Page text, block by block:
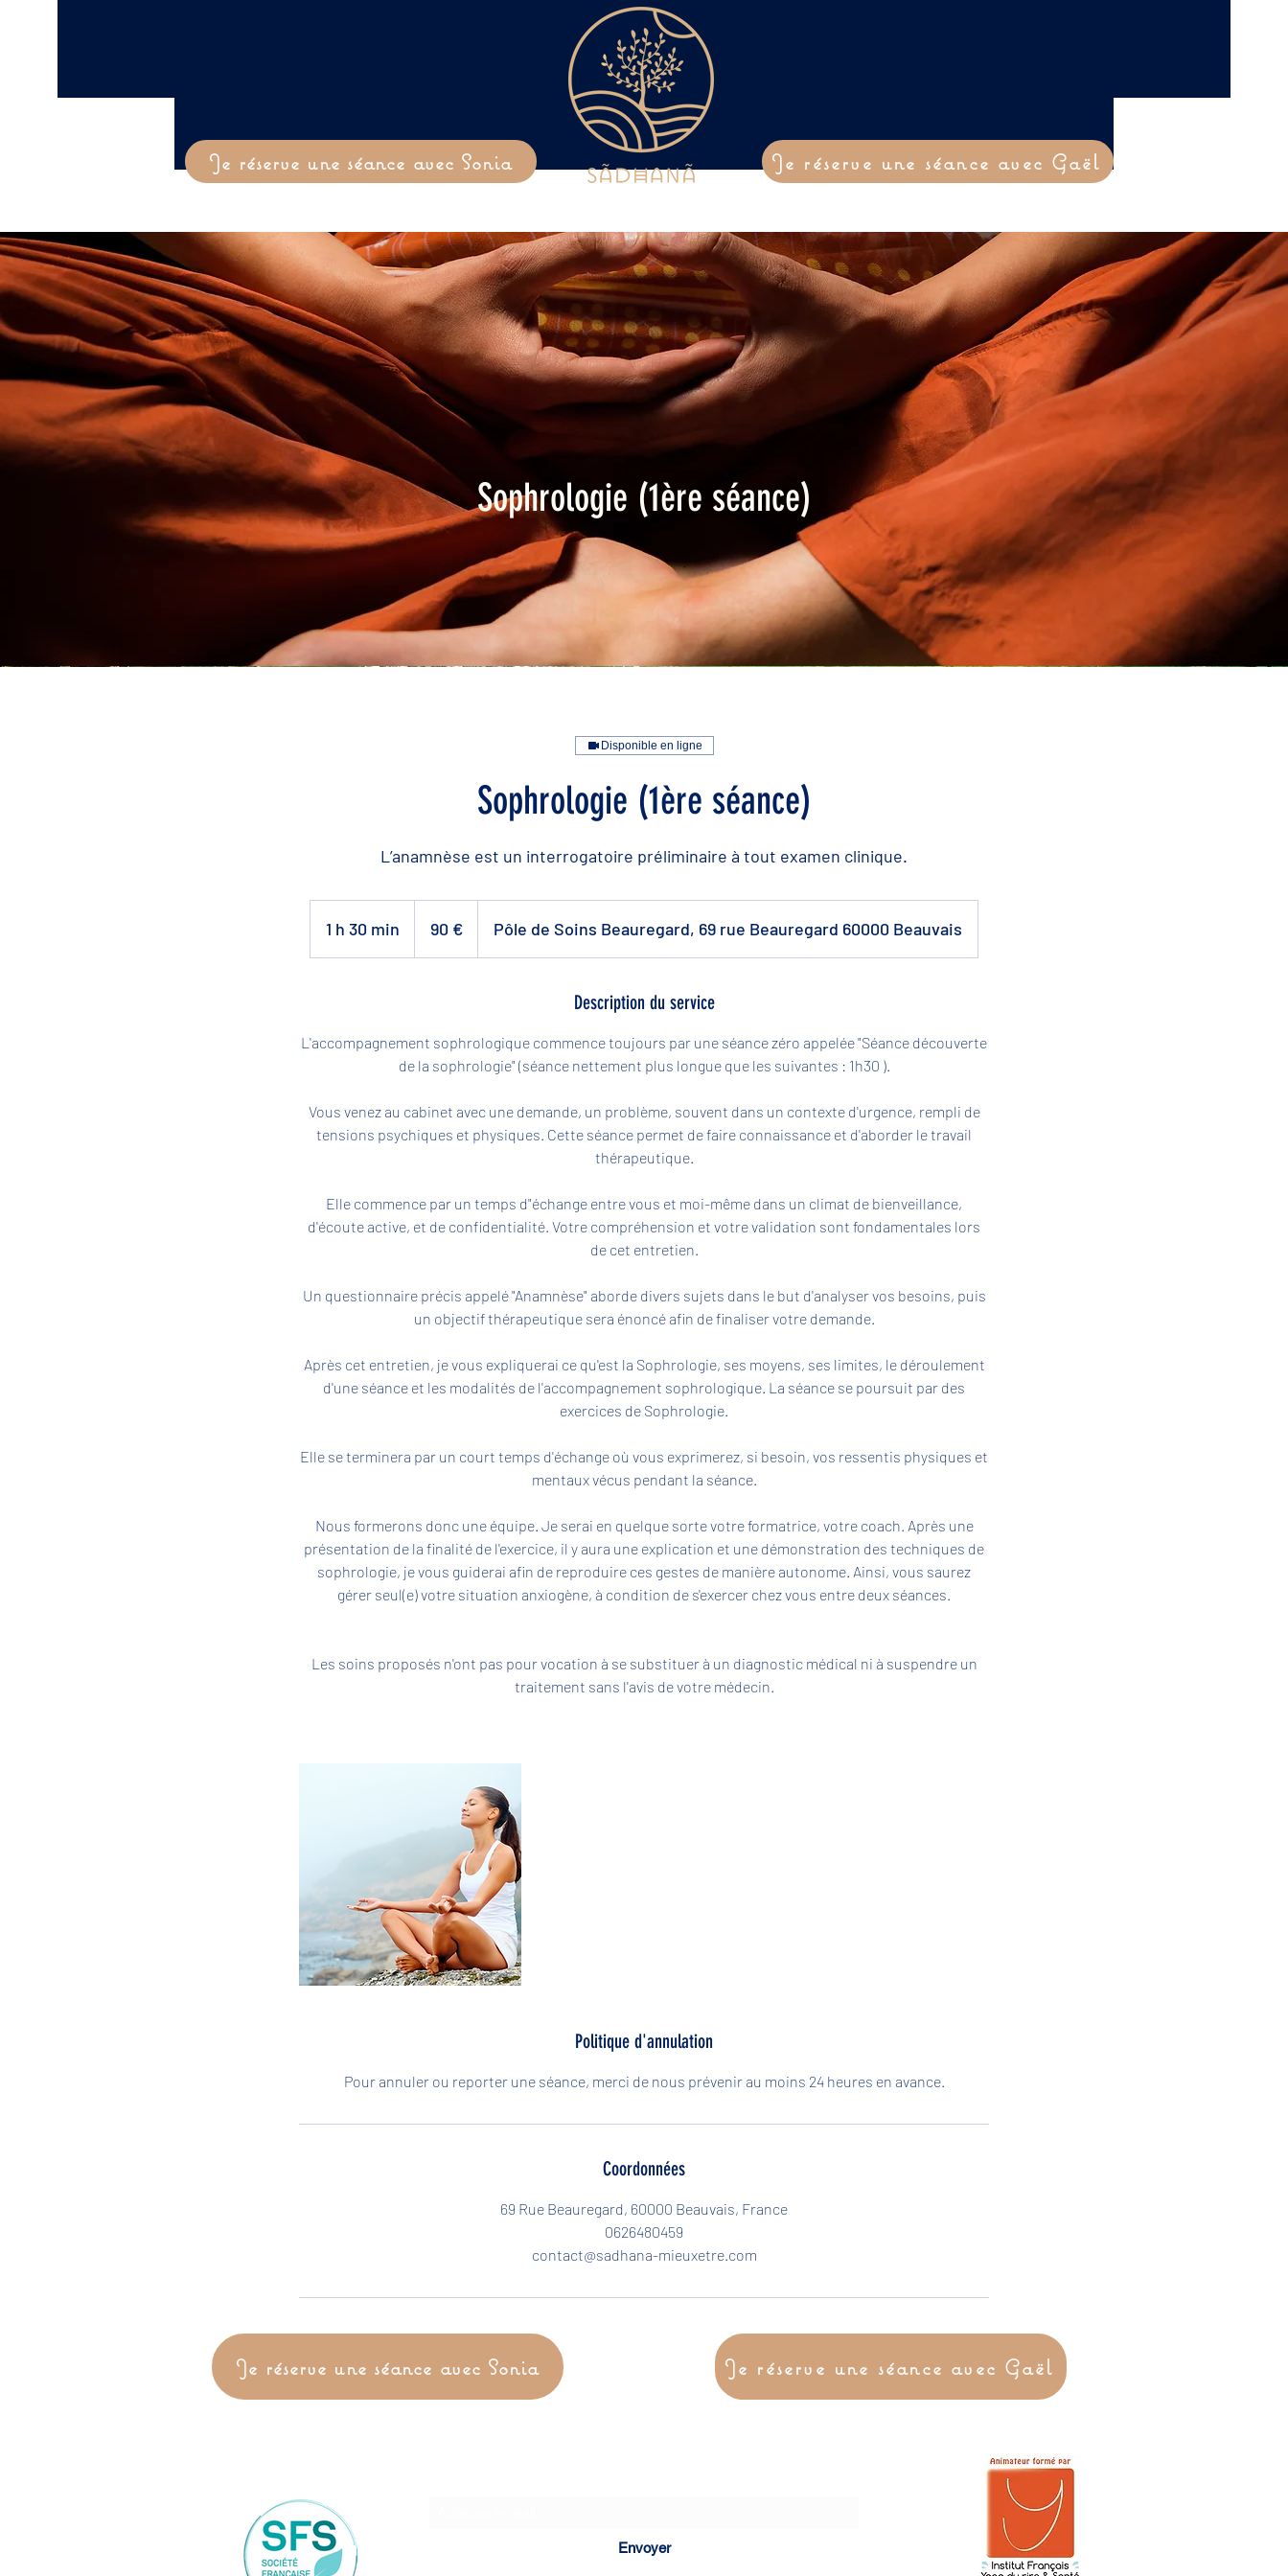
Je réserve une séance avec Sonia Je réserve une séance avec Gaël
Sophrologie (1ère séance)
Disponible en ligne
Sophrologie (1ère séance)
L’anamnèse est un interrogatoire préliminaire à tout examen clinique.
1 h 30 min
3
n
90 € Pôle de Soins Beauregard, 69 rue Beauregard 60000 Beauvais
Description du service
L'accompagnement sophrologique commence toujours par une séance zéro appelée "Séance découverte
de la sophrologie" (séance nettement plus longue que les suivantes : 1h30 ).
Vous venez au cabinet avec une demande, un problème, souvent dans un contexte d'urgence, rempli de
tensions psychiques et physiques. Cette séance permet de faire connaissance et d'aborder le travail
thérapeutique.
Elle commence par un temps d"échange entre vous et moi-même dans un climat de bienveillance,
d'écoute active, et de confidentialité. Votre compréhension et votre validation sont fondamentales lors
de cet entretien.
Un questionnaire précis appelé "Anamnèse" aborde divers sujets dans le but d'analyser vos besoins, puis
un objectif thérapeutique sera énoncé afin de finaliser votre demande.
Après cet entretien, je vous expliquerai ce qu'est la Sophrologie, ses moyens, ses limites, le déroulement
d'une séance et les modalités de l'accompagnement sophrologique. La séance se poursuit par des
exercices de Sophrologie.
Elle se terminera par un court temps d'échange où vous exprimerez, si besoin, vos ressentis physiques et
mentaux vécus pendant la séance.
Nous formerons donc une équipe. Je serai en quelque sorte votre formatrice, votre coach. Après une
présentation de la finalité de l'exercice, il y aura une explication et une démonstration des techniques de
sophrologie, je vous guiderai afin de reproduire ces gestes de manière autonome. Ainsi, vous saurez
gérer seul(e) votre situation anxiogène, à condition de s'exercer chez vous entre deux séances.
Les soins proposés n'ont pas pour vocation à se substituer à un diagnostic médical ni à suspendre un
traitement sans l'avis de votre médecin.
Politique d'annulation
Pour annuler ou reporter une séance, merci de nous prévenir au moins 24 heures en avance.
Coordonnées
69 Rue Beauregard, 60000 Beauvais, France
0626480459
contact@sadhana-mieuxetre.com
Je réserve une séance avec Sonia Je réserve une séance avec Gaël
Envoyer